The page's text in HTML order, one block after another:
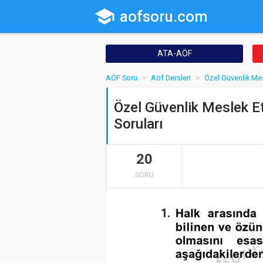
school aofsoru.com
ATA-AÖF
AÖF Soru Aöf Dersleri Özel Güvenlik
Özel Güvenlik Meslek
Soruları
20
SORU
1.